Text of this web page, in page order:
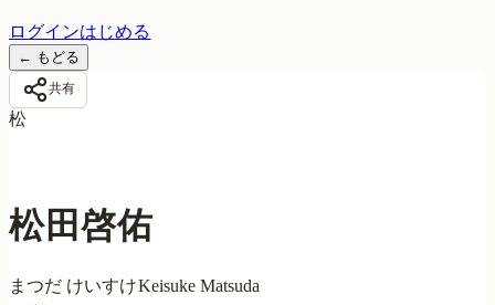
ログインはじめる
← もどる
共有
松
松田啓佑
まつだ けいすけKeisuke Matsuda